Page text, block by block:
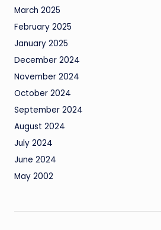
March 2025
February 2025
January 2025
December 2024
November 2024
October 2024
September 2024
August 2024
July 2024
June 2024
May 2002